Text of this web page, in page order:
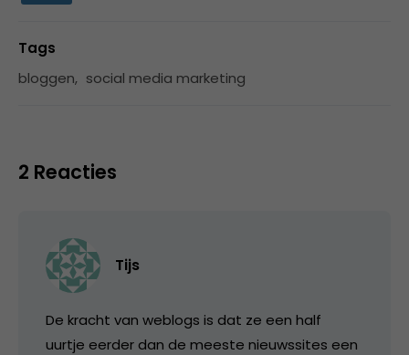
Tags
bloggen, social media marketing
2 Reacties
Tijs
De kracht van weblogs is dat ze een half
uurtje eerder dan de meeste nieuwssites een